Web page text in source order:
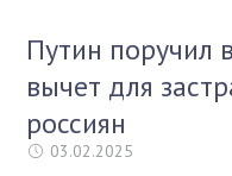
Путин поручил
вычет для
россиян
03.02.2025